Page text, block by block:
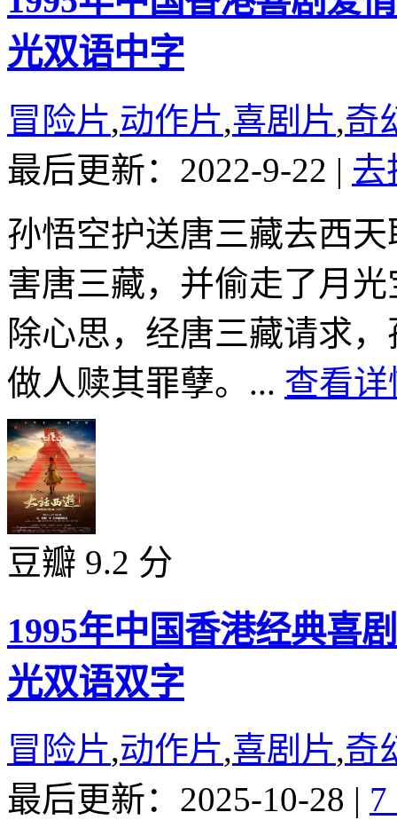
光双语中字
冒险片,动作片,喜剧片,奇
最后更新：2022-9-22 | 去
孙悟空护送唐三藏去西
害唐三藏，并偷走了月
除心思，经唐三藏请求
做人赎其罪孽。... 查看详
豆瓣 9.2 分
1995年中国香港经典喜
光双语双字
冒险片,动作片,喜剧片,奇
最后更新：2025-10-28 |